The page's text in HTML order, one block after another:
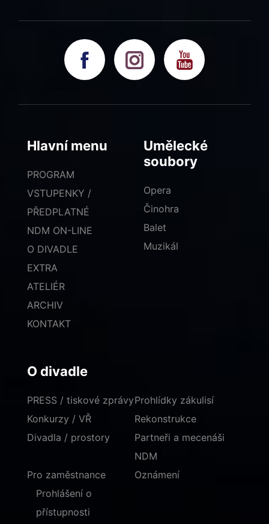
Hlavní menu
PROGRAM
VSTUPENKY /
PŘEDPLATNÉ
NDM ON-LINE
O DIVADLE
EXTRA
ATELIÉR
ARCHIV
KONTAKT
Umělecké
soubory
Opera
Činohra
Balet
Muzikál
O divadle
PRESS / tiskové zprávy
Konkurzy / VŘ
Divadla / prostory
Prohlídky zákulisí
Rekonstrukce
Partneři a mecenáši
NDM
Pro zaměstnance
Oznámení
Prohlášení o
přístupnosti